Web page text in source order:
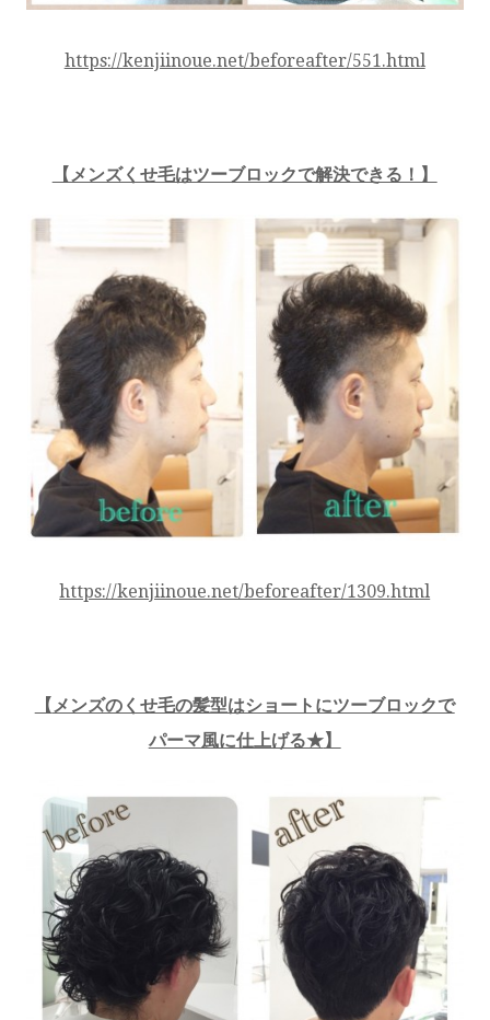
https://kenjiinoue.net/beforeafter/551.html
【メンズくせ毛はツーブロックで解決できる！】
https://kenjiinoue.net/beforeafter/1309.html
【メンズのくせ毛の髪型はショートにツーブロックで
パーマ風に仕上げる★】